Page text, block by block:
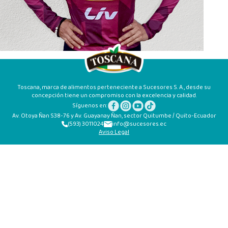
Toscana, marca de alimentos perteneciente a Sucesores S. A., desde su
concepción tiene un compromiso con la excelencia y calidad.
Síguenos en:
Av. Otoya Ñan S38-76 y Av. Guayanay Ñan, sector Quitumbe / Quito-Ecuador
(593) 3011024
info@sucesores.ec
Aviso Legal